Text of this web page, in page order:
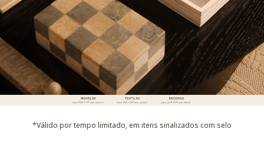
*Válido por tempo limitado, em itens sinalizados com selo